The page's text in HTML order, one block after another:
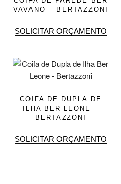
VAVANO – BERTAZZONI
SOLICITAR ORÇAMENTO
COIFA DE DUPLA DE
ILHA BER LEONE –
BERTAZZONI
SOLICITAR ORÇAMENTO